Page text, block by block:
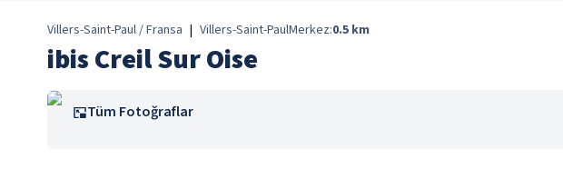
Villers-Saint-Paul / Fransa | Villers-Saint-PaulMerkez:0.5 km
ibis Creil Sur Oise
Tüm Fotoğraflar